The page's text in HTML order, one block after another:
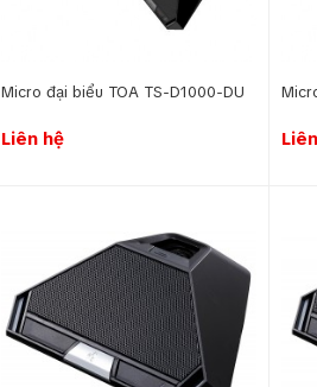
Micro đại biểu TOA TS-D1000-DU
Liên hệ